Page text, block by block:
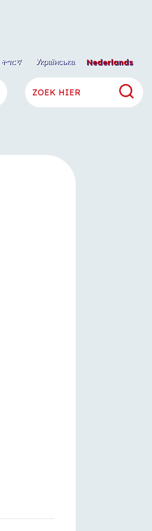
Nederlands
ትግርኛ Українська